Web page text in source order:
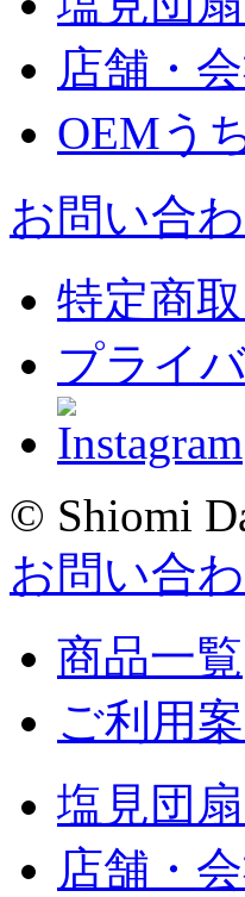
店舗・
OEMう
お問い合
特定商
プライ
© Shiomi
お問い合
商品一覧
ご利用
塩見団
店舗・